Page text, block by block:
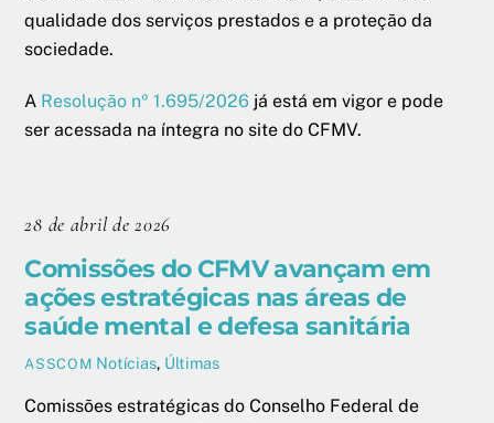
qualidade dos serviços prestados e a proteção da
sociedade.
A Resolução nº 1.695/2026 já está em vigor e pode
ser acessada na íntegra no site do CFMV.
28 de abril de 2026
Comissões do CFMV avançam em
ações estratégicas nas áreas de
saúde mental e defesa sanitária
ASSCOM Notícias, Últimas
Comissões estratégicas do Conselho Federal de